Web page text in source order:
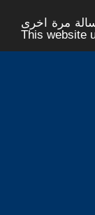
مرة اخرى -
This website